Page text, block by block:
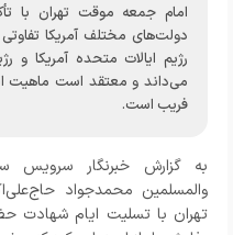
امام جمعه موقت تهران با
دولت‌های مختلف آمریکا
رژیم ایالات متحده آمریکا
می‌داند و معتقد است ماهیت
فریب است.
به گزارش خبرنگار سرویس
والمسلمین محمدجواد
تهران با تسلیت ایام شهادت